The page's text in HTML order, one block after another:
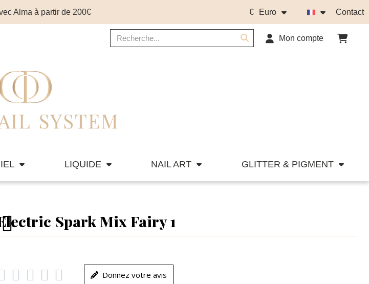
Alma à partir de 200€ € Euro Contact
Mon compte
LIQUIDE NAIL ART GLITTER & PIGMENT
Spark Mix Fairy 1
    Donnez votre avis